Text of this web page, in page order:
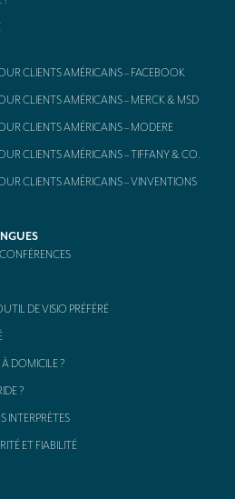
« Bidule »
CLIENTS AMÉRICAINS – FACEBOOK
CLIENTS AMÉRICAINS – MERCK & MSD
CLIENTS AMÉRICAINS – MODERE
CLIENTS AMÉRICAINS – TIFFANY & CO.
CLIENTS AMÉRICAINS – VINVENTIONS
DE VISIO PRÉFÉRÉ
À DOMICILE ?
?
INTERPRÈTES
ET FIABILITÉ